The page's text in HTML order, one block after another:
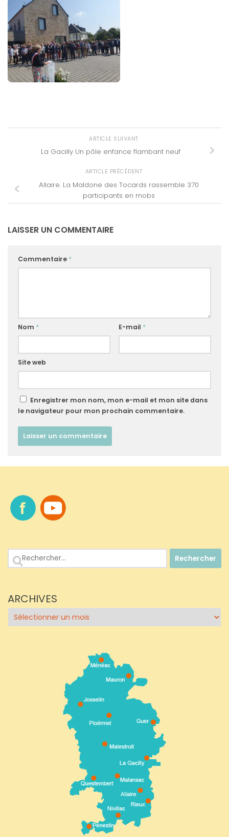
ARTICLE SUIVANT
La Gacilly Un pôle enfance flambant neuf
ARTICLE PRÉCÉDENT
Allaire. La Maldone des Tocards rassemble 370
participants en mobs
LAISSER UN COMMENTAIRE
Commentaire *
Nom * E-mail *
Site web
Enregistrer mon nom, mon e-mail et mon site dans
le navigateur pour mon prochain commentaire.
Rechercher :
ARCHIVES
Archives